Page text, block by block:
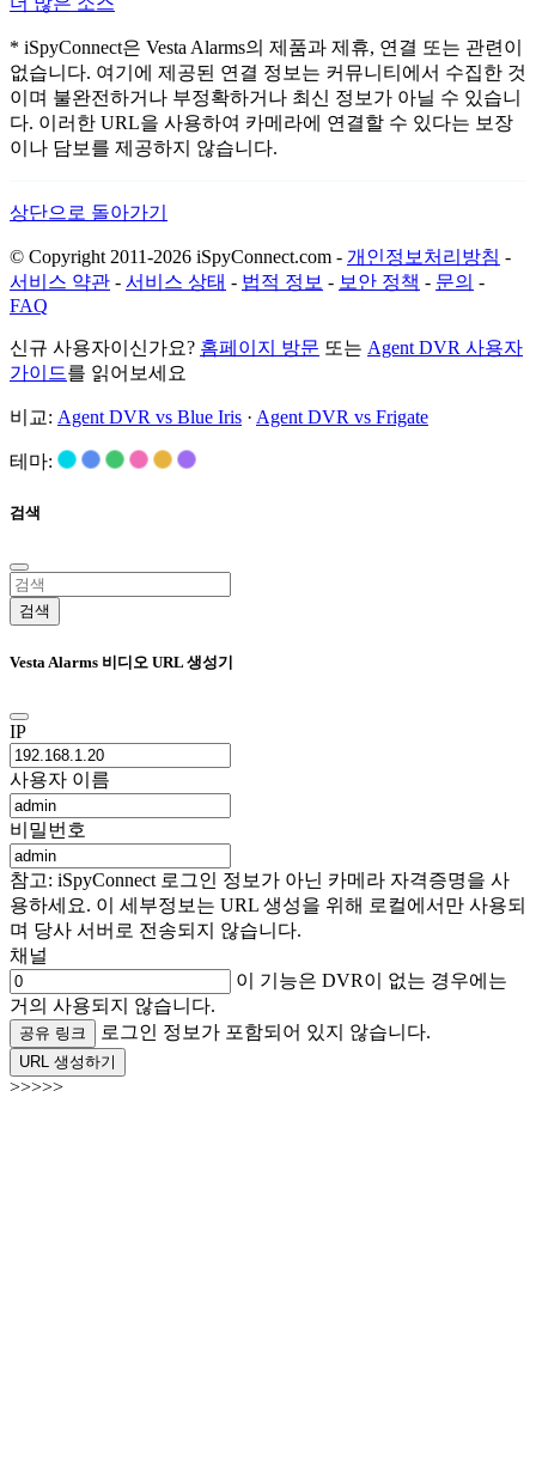
* iSpyConnect은 Vesta Alarms의 제품과 제휴, 연결 또는 관련이
없습니다. 여기에 제공된 연결 정보는 커뮤니티에서 수집한 것
이며 불완전하거나 부정확하거나 최신 정보가 아닐 수 있습니
다. 이러한 URL을 사용하여 카메라에 연결할 수 있다는 보장
이나 담보를 제공하지 않습니다.
상단으로 돌아가기
© Copyright 2011-2026 iSpyConnect.com - 개인정보처리방침 -
서비스 약관 - 서비스 상태 - 법적 정보 - 보안 정책 - 문의 -
FAQ
신규 사용자이신가요? 홈페이지 방문 또는 Agent DVR 사용자
가이드를 읽어보세요
비교: Agent DVR vs Blue Iris · Agent DVR vs Frigate
테마:
검색
검색
Vesta Alarms 비디오 URL 생성기
IP
사용자 이름
비밀번호
참고: iSpyConnect 로그인 정보가 아닌 카메라 자격증명을 사
용하세요. 이 세부정보는 URL 생성을 위해 로컬에서만 사용되
며 당사 서버로 전송되지 않습니다.
채널
이 기능은 DVR이 없는 경우에는
거의 사용되지 않습니다.
공유 링크 로그인 정보가 포함되어 있지 않습니다.
URL 생성하기
>>>>>